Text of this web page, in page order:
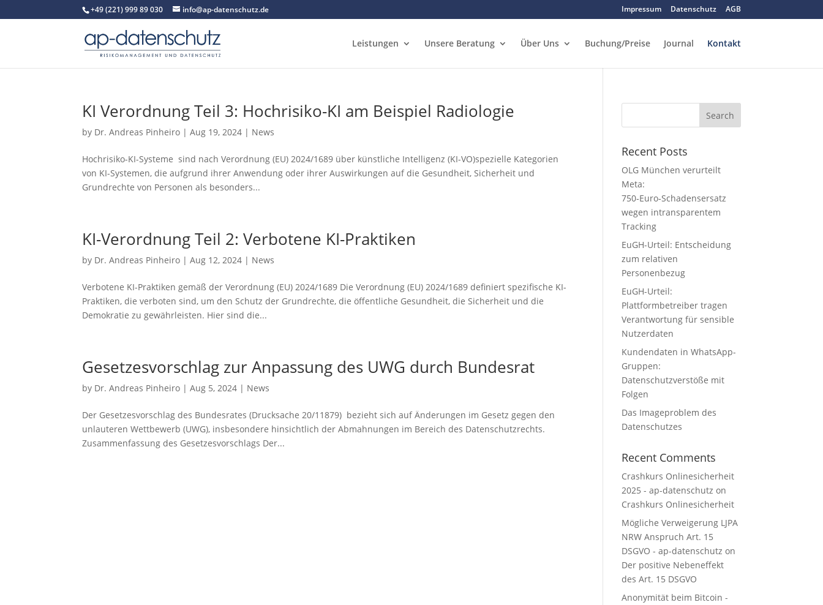
+49 (221) 999 89 030 info@ap-datenschutz.de Impressum Datenschutz AGB
Leistungen Unsere Beratung Über Uns Buchung/Preise Journal Kontakt
KI Verordnung Teil 3: Hochrisiko-KI am Beispiel Radiologie
by Dr. Andreas Pinheiro |Aug 19, 2024 | News
Hochrisiko-KI-Systeme sind nach Verordnung (EU) 2024/1689 über künstliche Intelligenz (KI-VO)spezielle Kategorien
von KI-Systemen, die aufgrund ihrer Anwendung oder ihrer Auswirkungen auf die Gesundheit, Sicherheit und
Grundrechte von Personen als besonders...
KI-Verordnung Teil 2: Verbotene KI-Praktiken
by Dr. Andreas Pinheiro |Aug 12, 2024 | News
Verbotene KI-Praktiken gemäß der Verordnung (EU) 2024/1689 Die Verordnung (EU) 2024/1689 definiert spezifische KI-
Praktiken, die verboten sind, um den Schutz der Grundrechte, die öffentliche Gesundheit, die Sicherheit und die
Demokratie zu gewährleisten. Hier sind die...
Gesetzesvorschlag zur Anpassung des UWG durch Bundesrat
by Dr. Andreas Pinheiro |Aug 5, 2024 | News
Der Gesetzesvorschlag des Bundesrates (Drucksache 20/11879) bezieht sich auf Änderungen im Gesetz gegen den
unlauteren Wettbewerb (UWG), insbesondere hinsichtlich der Abmahnungen im Bereich des Datenschutzrechts.
Zusammenfassung des Gesetzesvorschlags Der...
Recent Posts
OLG München verurteilt
Meta:
750‑Euro‑Schadensersatz
wegen intransparentem
Tracking
EuGH-Urteil: Entscheidung
zum relativen
Personenbezug
EuGH-Urteil:
Plattformbetreiber tragen
Verantwortung für sensible
Nutzerdaten
Kundendaten in WhatsApp-
Gruppen:
Datenschutzverstöße mit
Folgen
Das Imageproblem des
Datenschutzes
Recent Comments
Crashkurs Onlinesicherheit
2025 - ap-datenschutz on
Crashkurs Onlinesicherheit
Mögliche Verweigerung LJPA
NRW Anspruch Art. 15
DSGVO - ap-datenschutz on
Der positive Nebeneffekt
des Art. 15 DSGVO
Anonymität beim Bitcoin -